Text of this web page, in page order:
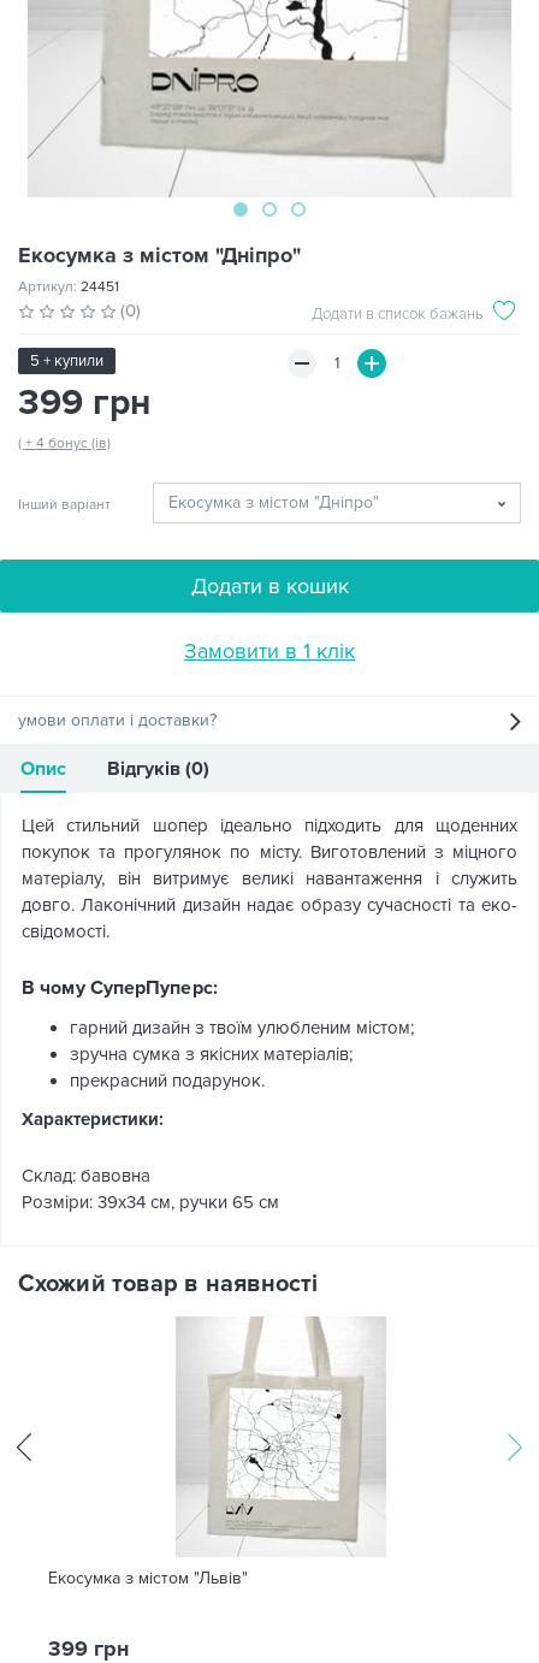
Екосумка з містом "Дніпро"
Артикул: 24451
(0) Додати в список бажань
5 + купили
399 грн
( + 4 бонус (ів)
Інший варіант
Додати в кошик
Замовити в 1 клік
умови оплати і доставки?
Опис Відгуків (0)
Цей стильний шопер ідеально підходить для щоденних
покупок та прогулянок по місту. Виготовлений з міцного
матеріалу, він витримує великі навантаження і служить
довго. Лаконічний дизайн надає образу сучасності та еко-
свідомості.
В чому СуперПуперс:
гарний дизайн з твоїм улюбленим містом;
зручна сумка з якісних матеріалів;
прекрасний подарунок.
Характеристики:
Склад: бавовна
Розміри: 39х34 см, ручки 65 см
Схожий товар в наявності
Екосумка з містом "Львів"
399 грн